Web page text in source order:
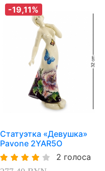
-19,11%
Статуэтка «Девушка»
Pavone 2YAR5O
2 голоса